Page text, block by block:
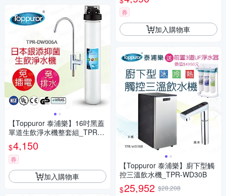
【Toppuror 泰浦樂】16吋黑蓋
單道生飲淨水機整套組_TPR-D
W006A
$4,150
券
加入購物車
券
加入購物車
【Toppuror 泰浦樂】廚下型觸
控三溫飲水機_TPR-WD30B
$25,952 $28,208